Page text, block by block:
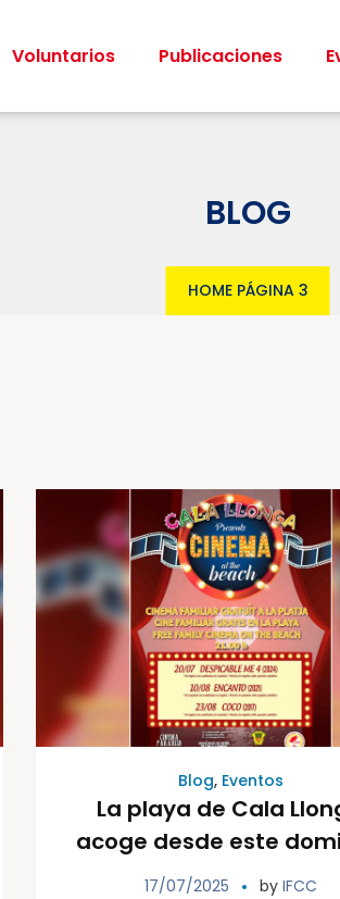
Voluntarios Publicaciones
BLOG
HOME PÁGINA 3
Blog, Eventos
La playa de Cala
acoge desde este
‘Cinema at the Beach’
17/07/2025 by IFCC